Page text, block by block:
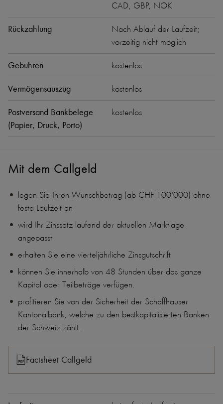
CAD, GBP, NOK
Rückzahlung
Nach Ablauf der Laufzeit;
vorzeitig nicht möglich
Gebühren kostenlos
Vermögensauszug kostenlos
Postversand Bankbelege
(Papier, Druck, Porto)
kostenlos
Mit dem Callgeld
legen Sie Ihren Wunschbetrag (ab CHF 100'000) ohne
feste Laufzeit an
wird Ihr Zinssatz laufend der aktuellen Marktlage
angepasst
erhalten Sie eine vierteljährliche Zinsgutschrift
können Sie innerhalb von 48 Stunden über das ganze
Kapital oder Teilbeträge verfügen.
profitieren Sie von der Sicherheit der Schaffhauser
Kantonalbank, welche zu den bestkapitalisierten Banken
der Schweiz zählt.
Factsheet Callgeld